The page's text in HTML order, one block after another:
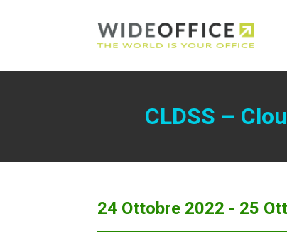
CLDSS –
24 Ottobre 2022 - 25